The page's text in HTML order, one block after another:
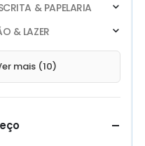
& PAPELARIA
& LAZER
mais (10)